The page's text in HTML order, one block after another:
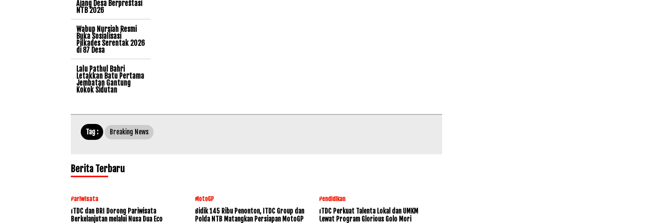
Ajang Desa Berprestasi
NTB 2026
Wabup Nursiah Resmi
Buka Sosialisasi
Pilkades Serentak 2026
di 87 Desa
Lalu Pathul Bahri
Letakkan Batu Pertama
Jembatan Gantung
Kokok Sidutan
Tag : Breaking News
Berita Terbaru
Pariwisata
ITDC dan BRI Dorong Pariwisata
Berkelanjutan melalui Nusa Dua Eco
MotoGP
Bidik 145 Ribu Penonton, ITDC Group dan
Polda NTB Matangkan Persiapan MotoGP
Pendidikan
ITDC Perkuat Talenta Lokal dan UMKM
Lewat Program Glorious Golo Mori